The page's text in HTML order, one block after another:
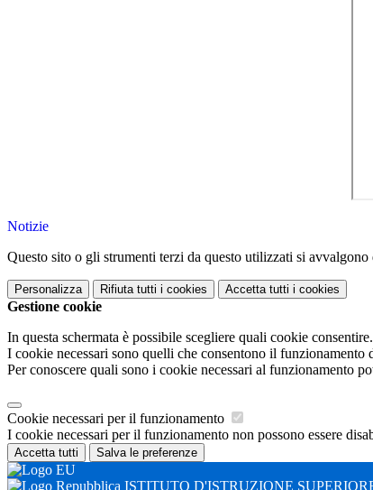
Notizie
Questo sito o gli strumenti terzi da questo utilizzati si
Personalizza Rifiuta tutti i cookies Accetta tutti i cookies
Gestione cookie
In questa schermata è possibile scegliere quali cookie consentire.
I cookie necessari sono quelli che consentono il
Per conoscere quali sono i cookie necessari al funzionamento
Cookie necessari per il funzionamento
I cookie necessari per il funzionamento non possono essere
Accetta tutti Salva le preferenze
ISTITUTO D'ISTRUZIONE